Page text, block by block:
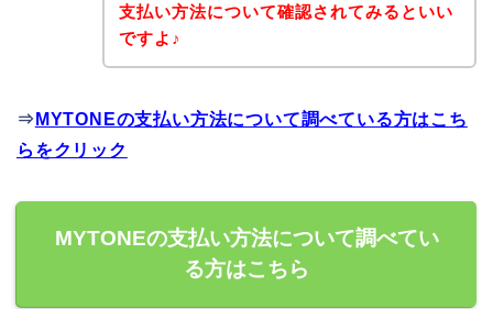
支払い方法について確認されてみるといい
ですよ♪
⇒ MYTONEの支払い方法について調べている方はこち
らをクリック
MYTONEの支払い方法について調べてい
る方はこちら